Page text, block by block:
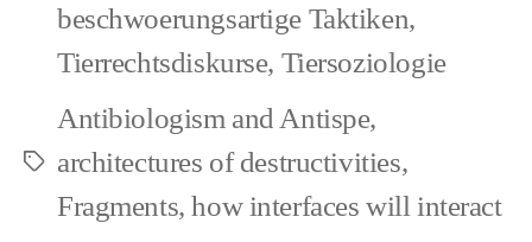
beschwoerungsartige Taktiken,
Tierrechtsdiskurse, Tiersoziologie
Schlagwörter
Antibiologism and Antispe,
architectures of destructivities,
Fragments,how interfaces will interact